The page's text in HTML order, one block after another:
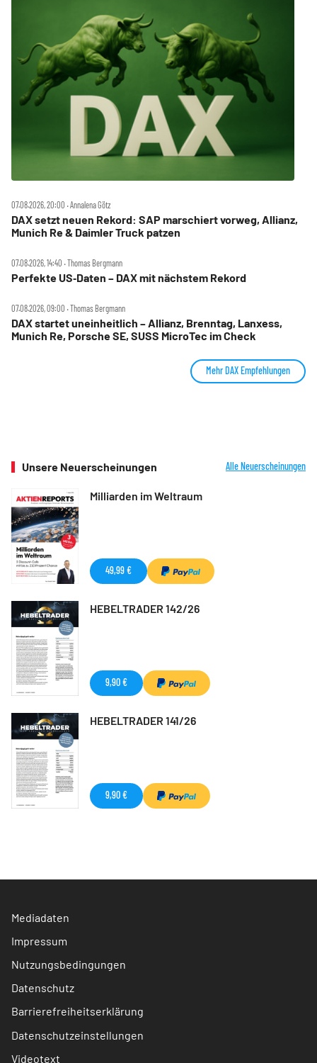
07.08.2026, 20:00 ‧ Annalena Götz
DAX setzt neuen Rekord: SAP marschiert vorweg, Allianz,
Munich Re & Daimler Truck patzen
07.08.2026, 14:40 ‧ Thomas Bergmann
Perfekte US‑Daten – DAX mit nächstem Rekord
07.08.2026, 09:00 ‧ Thomas Bergmann
DAX startet uneinheitlich – Allianz, Brenntag, Lanxess,
Munich Re, Porsche SE, SUSS MicroTec im Check
Mehr DAX Empfehlungen
Unsere Neuerscheinungen Alle Neuerscheinungen
Milliarden im Weltraum
49,99 €
HEBELTRADER 142/26
9,90 €
HEBELTRADER 141/26
9,90 €
Mediadaten
Impressum
Nutzungsbedingungen
Datenschutz
Barrierefreiheitserklärung
Datenschutzeinstellungen
Videotext